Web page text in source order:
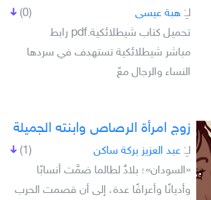
(0) لـِ: هبة عيسى
تحميل كتاب شيطلائكية.pdf رابط
مباشر شيطلائكية تستهدف في سردها
النساء والرجال معً
زوج امرأة الرصاص وابنته الجميلة
(1) لـِ: عبد العزيز بركة ساكن
«السودان»؛ بلادٌ لطالما ضمَّت أنسابًا
وأديانًا وأعرافًا عدة، إلى أن قصمت الحرب